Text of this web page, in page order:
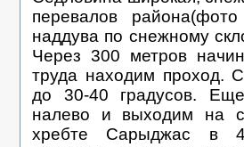
перевалов
наддува по снежному
Через 300 метров
труда находим проход.
до 30-40 градусов.
налево и выходим на
хребте Сарыджас в